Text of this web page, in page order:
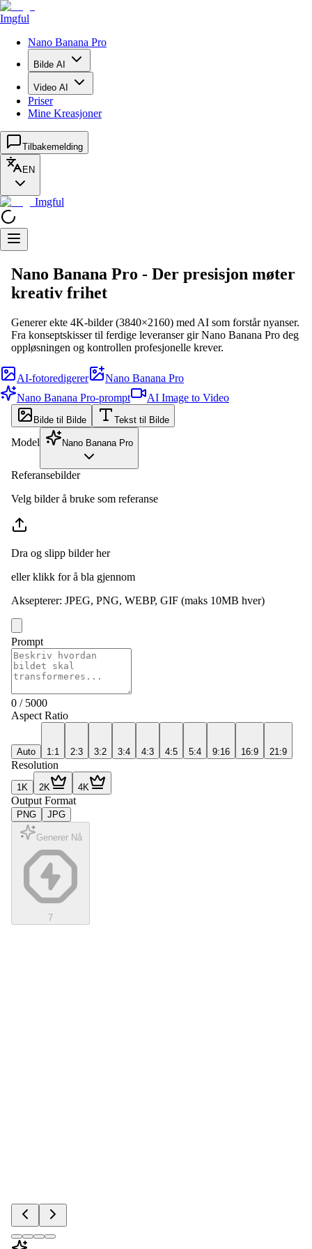
Imgful
Nano Banana Pro
Bilde AI
Video AI
Priser
Mine Kreasjoner
Tilbakemelding
EN
Imgful
Nano Banana Pro - Der presisjon møter
kreativ frihet
Generer ekte 4K-bilder (3840×2160) med AI som forstår nyanser.
Fra konseptskisser til ferdige leveranser gir Nano Banana Pro deg
oppløsningen og kontrollen profesjonelle krever.
AI-fotoredigerer
Nano Banana Pro
Nano Banana Pro-prompt
AI Image to Video
Bilde til Bilde Tekst til Bilde
Model Nano Banana Pro
Referansebilder
Velg bilder å bruke som referanse
Dra og slipp bilder her
eller klikk for å bla gjennom
Aksepterer: JPEG, PNG, WEBP, GIF (maks 10MB hver)
Prompt
0 / 5000
Aspect Ratio
Auto 1:1 2:3 3:2 3:4 4:3 4:5 5:4 9:16 16:9 21:9
Resolution
1K 2K 4K
Output Format
PNG JPG
Generer Nå
7